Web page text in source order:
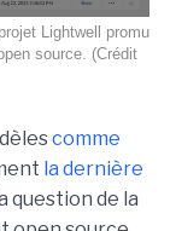
Lightwell promu
source. (Crédit
comme
la dernière
question de la